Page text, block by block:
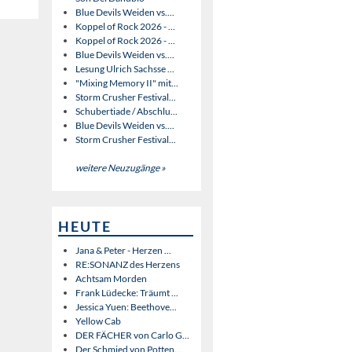
Blue Devils Weiden vs....
Koppel of Rock 2026 - ...
Koppel of Rock 2026 - ...
Blue Devils Weiden vs....
Lesung Ulrich Sachsse ...
"Mixing Memory II" mit...
Storm Crusher Festival...
Schubertiade / Abschlu...
Blue Devils Weiden vs....
Storm Crusher Festival...
weitere Neuzugänge »
HEUTE
Jana & Peter - Herzen ...
RE:SONANZ des Herzens
Achtsam Morden
Frank Lüdecke: Träumt ...
Jessica Yuen: Beethove...
Yellow Cab
DER FÄCHER von Carlo G...
Der Schmied von Potten...